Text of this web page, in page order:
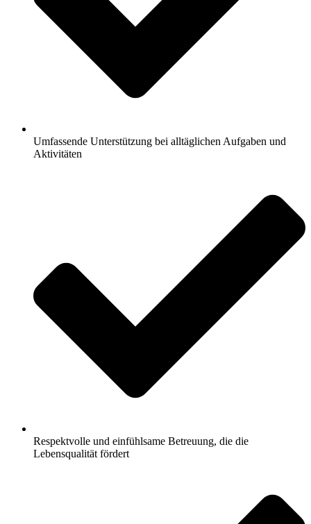
Umfassende Unterstützung bei alltäglichen Aufgaben und
Aktivitäten
Respektvolle und einfühlsame Betreuung, die die
Lebensqualität fördert